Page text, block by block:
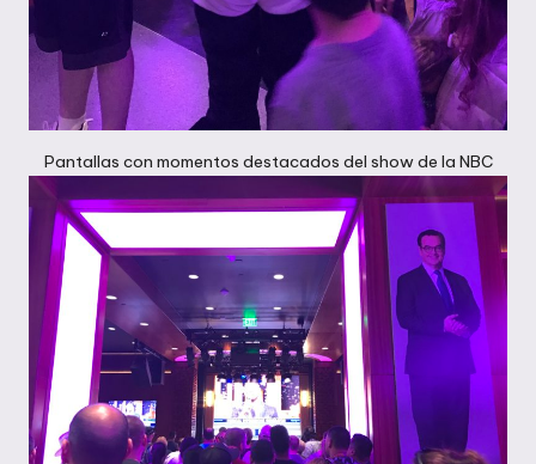
Pantallas con momentos destacados del show de la NBC